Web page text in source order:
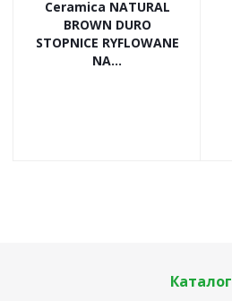
Ceramica NATURAL
BROWN DURO
STOPNICE RYFLOWANE
NA...
Каталог